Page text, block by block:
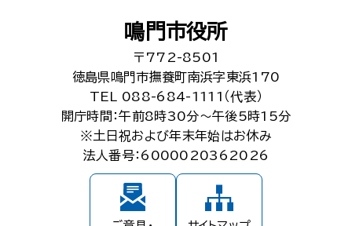
鳴門市役所
〒772-8501
徳島県鳴門市撫養町南浜字東浜170
TEL 088-684-1111（代表）
開庁時間：午前8時30分～午後5時15分
※土日祝および年末年始はお休み
法人番号：6000020362026